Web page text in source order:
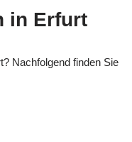
in Erfurt
Nachfolgend finden Sie